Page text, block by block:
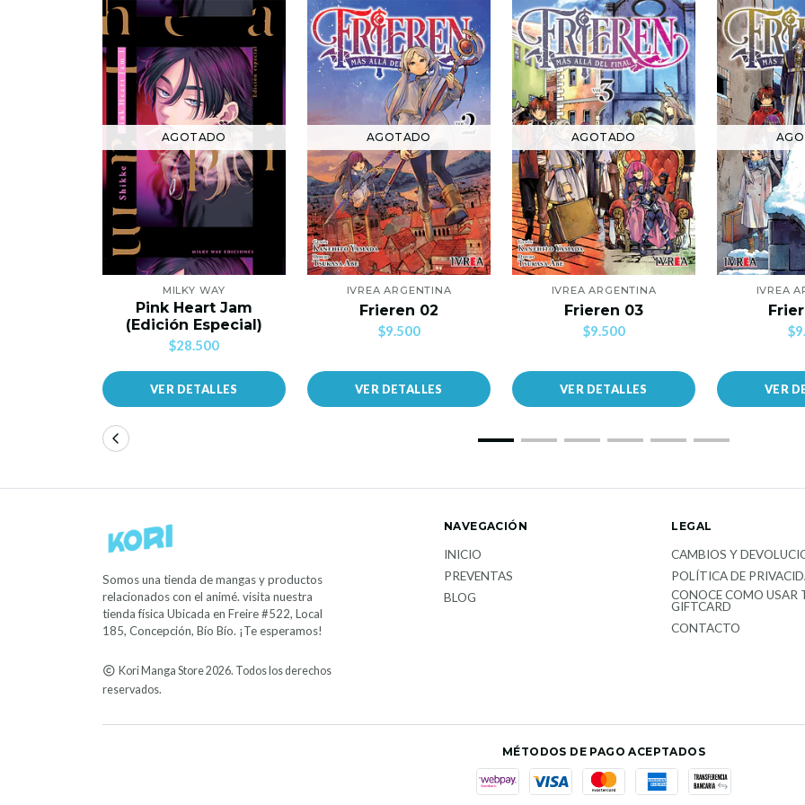
AGOTADO
MILKY WAY
Pink Heart Jam
(Edición Especial)
$28.500
VER DETALLES
AGOTADO
IVREA ARGENTINA
Frieren 02
$9.500
VER DETALLES
AGOTADO
IVREA ARGENTINA
Frieren 03
$9.500
VER DETALLES
IVREA
VER
Somos una tienda de mangas y productos
relacionados con el animé. visita nuestra
tienda física Ubicada en Freire #522, Local
185, Concepción, Bío Bío. ¡Te esperamos!
Kori Manga Store 2026. Todos los derechos
reservados.
NAVEGACIÓN
INICIO
PREVENTAS
BLOG
LEGAL
CAMBIOS Y
POLÍTICA DE
CONOCE COMO USAR
GIFTCARD
CONTACTO
MÉTODOS DE PAGO ACEPTADOS